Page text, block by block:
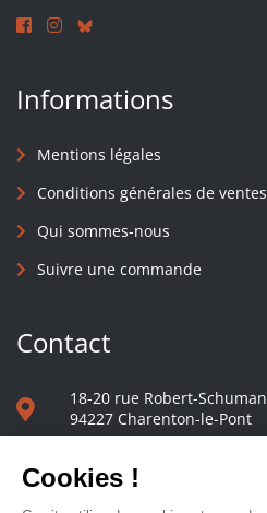
Informations
Mentions légales
Conditions générales de ventes
Qui sommes-nous
Suivre une commande
Contact
18-20 rue Robert-Schuman
94227 Charenton-le-Pont